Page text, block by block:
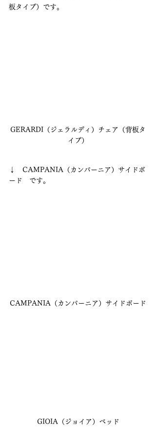
板タイプ）です。
GERARDI（ジェラルディ）チェア（背板タ
イプ）
↓　CAMPANIA（カンパーニア）サイドボ
ード　です。
CAMPANIA（カンパーニア）サイドボード
GIOIA（ジョイア）ベッド